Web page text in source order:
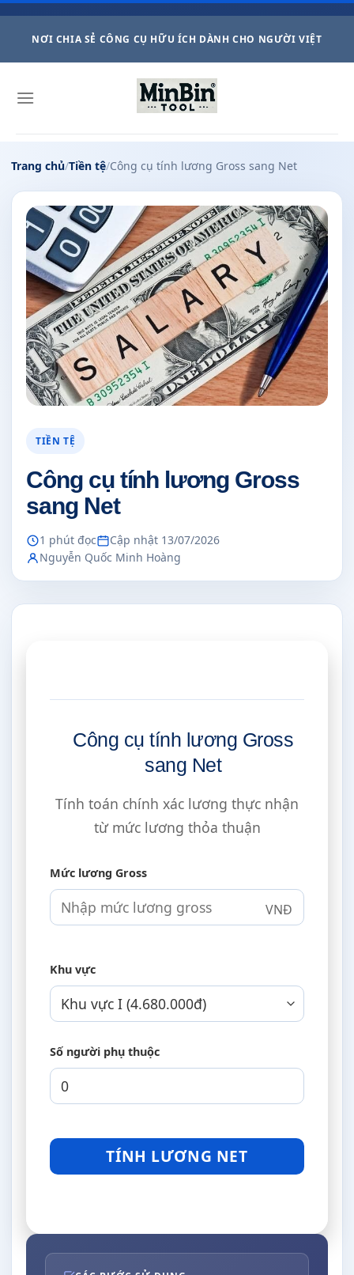
content
NƠI CHIA SẺ CÔNG CỤ HỮU ÍCH DÀNH CHO NGƯỜI VIỆT
Trang chủ/Tiền tệ/Công cụ tính lương Gross sang Net
TIỀN TỆ
Công cụ tính lương Gross
sang Net
1 phút đọc
Cập nhật 13/07/2026
Nguyễn Quốc Minh Hoàng
Công cụ tính lương Gross
sang Net
Tính toán chính xác lương thực nhận
từ mức lương thỏa thuận
Mức lương Gross
VNĐ
Khu vực
Số người phụ thuộc
TÍNH LƯƠNG NET